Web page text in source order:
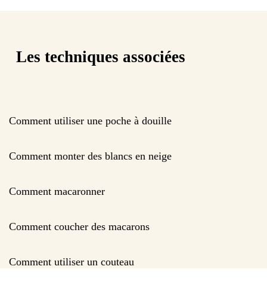
Les techniques associées
Comment utiliser une poche à douille
Comment monter des blancs en neige
Comment macaronner
Comment coucher des macarons
Comment utiliser un couteau